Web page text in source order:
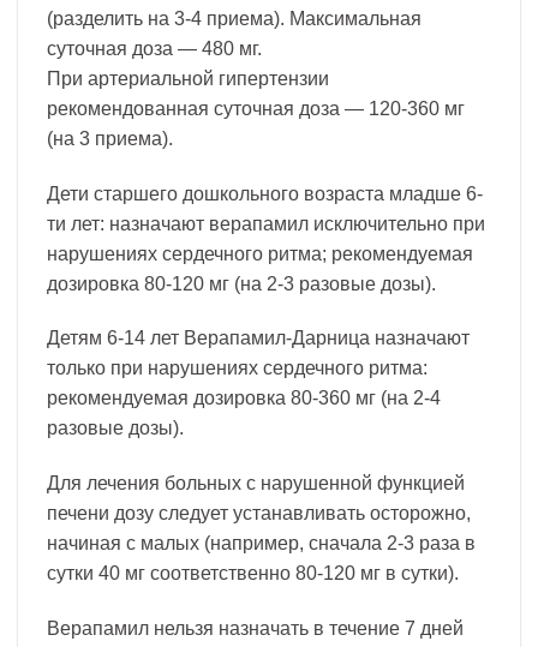
(разделить на 3-4 приема). Максимальная
суточная доза — 480 мг.
При артериальной гипертензии
рекомендованная суточная доза — 120-360 мг
(на 3 приема).
Дети старшего дошкольного возраста младше 6-
ти лет: назначают верапамил исключительно при
нарушениях сердечного ритма; рекомендуемая
дозировка 80-120 мг (на 2-3 разовые дозы).
Детям 6-14 лет Верапамил-Дарница назначают
только при нарушениях сердечного ритма:
рекомендуемая дозировка 80-360 мг (на 2-4
разовые дозы).
Для лечения больных с нарушенной функцией
печени дозу следует устанавливать осторожно,
начиная с малых (например, сначала 2-3 раза в
сутки 40 мг соответственно 80-120 мг в сутки).
Верапамил нельзя назначать в течение 7 дней